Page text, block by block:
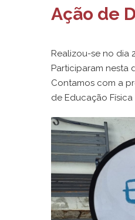
Ação de
Realizou-se no dia
Participaram nesta
Contamos com a
de Educação